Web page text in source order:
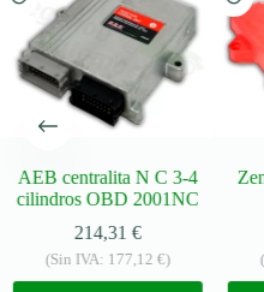
AEB centralita N C 3-4
cilindros OBD 2001NC
214,31 €
(Sin IVA: 177,12 €)